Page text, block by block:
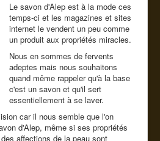
Cde tel
Guide conseil
Le savon d'Alep est à la mode ces
temps-ci et les magazines et sites
internet le vendent un peu comme
un produit aux propriétés miracles.
Nous en sommes de fervents
adeptes mais nous souhaitons
quand même rappeler qu'à la base
c'est un savon et qu'il sert
essentiellement à se laver.
car il nous semble que l'on
d'Alep, même si ses propriétés
affections de la peau sont